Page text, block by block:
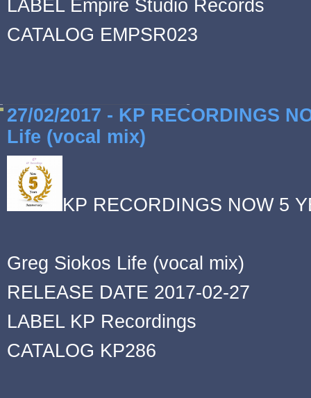
LABEL Empire Studio Records
CATALOG EMPSR023
27/02/2017 - KP RECORDINGS
Life (vocal mix)
KP RECORDINGS NOW 5
Greg Siokos Life (vocal mix)
RELEASE DATE 2017-02-27
LABEL KP Recordings
CATALOG KP286